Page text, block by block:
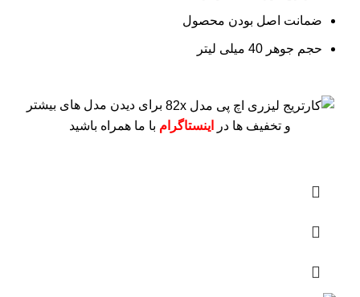
ضمانت اصل بودن محصول
حجم جوهر 40 میلی لیتر
برای دیدن مدل های بیشتر
و تخفیف ها در
اینستاگرام با ما همراه باشید